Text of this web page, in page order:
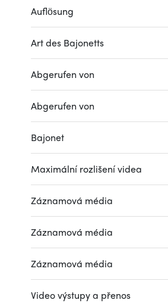
Auflösung
Art des Bajonetts
Abgerufen von
Abgerufen von
Bajonet
Maximální rozlišení videa
Záznamová média
Záznamová média
Záznamová média
Video výstupy a přenos